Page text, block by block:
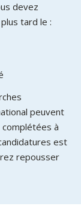
devez
tard le :
peuvent
à
est
repousser